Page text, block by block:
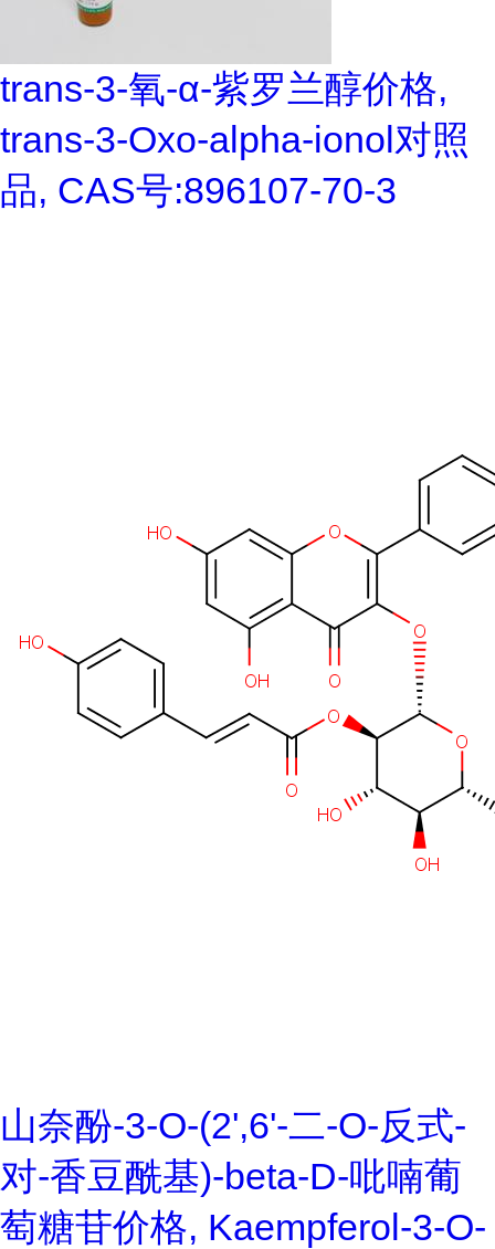
trans-3-氧-α-紫罗兰醇价格,
trans-3-Oxo-alpha-ionol对照
品, CAS号:896107-70-3
山奈酚-3-O-(2',6'-二-O-反式-
对-香豆酰基)-beta-D-吡喃葡
萄糖苷价格, Kaempferol-3-O-